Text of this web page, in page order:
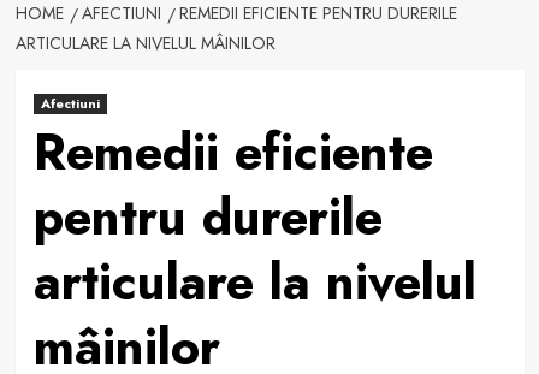
HOME AFECTIUNI
REMEDII EFICIENTE PENTRU DURERILE
ARTICULARE LA NIVELUL MÂINILOR
Afectiuni
Remedii eficiente
pentru durerile
articulare la nivelul
mâinilor